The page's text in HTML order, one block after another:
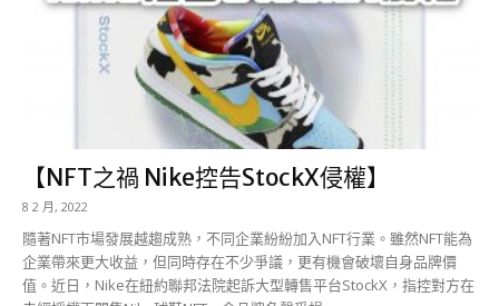
【NFT之禍 Nike控告StockX侵權】
8 2 月, 2022
隨著NFT市場發展越趨成熟，不同企業紛紛加入NFT行業。雖然NFT能為
企業帶來更大收益，但同時存在不少爭議，更有機會破壞自身品牌價
值。近日，Nike在紐約聯邦法院起訴大型轉售平台StockX，指控對方在